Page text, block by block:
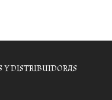
Y DISTRIBUIDORAS